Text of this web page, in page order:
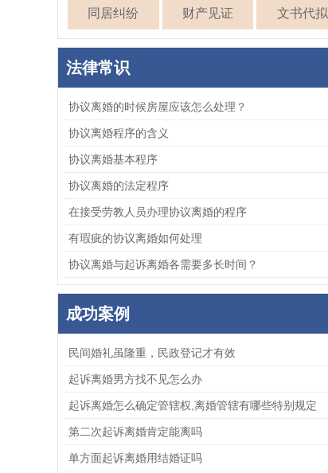
同居纠纷 财产见证 文书代拟
法律常识
协议离婚的时候房屋应该怎么处理？
协议离婚程序的含义
协议离婚基本程序
协议离婚的法定程序
在接受劳教人员办理协议离婚的程序
有瑕疵的协议离婚如何处理
协议离婚与起诉离婚各需要多长时间？
成功案例
民间婚礼虽隆重，民政登记才有效
起诉离婚男方找不见怎么办
起诉离婚怎么确定管辖权,离婚管辖有哪些特别规定
第二次起诉离婚肯定能离吗
单方面起诉离婚用结婚证吗